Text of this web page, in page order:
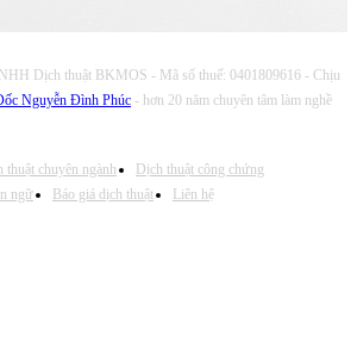
Dịch thuật BKMOS - Mã số thuế: 0401809616 - Chịu
Nguyễn Đình Phúc - hơn 20 năm chuyên tâm làm nghề
thuật chuyên ngành
Dịch thuật công chứng
ngữ
Báo giá dịch thuật Liên hệ